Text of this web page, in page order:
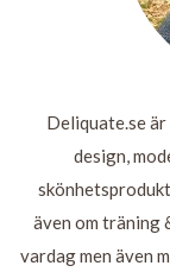
Deliquate.se
design,
även om träning
vardag men även